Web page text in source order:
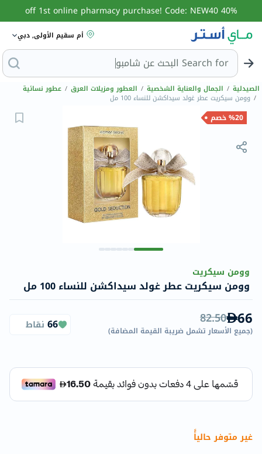
40% off 1st online pharmacy purchase! Code: NEW40
أم سقيم الأولى, دبي
Search for ال
الصيدلية / الجمال والعناية الشخصية / العطور ومزيلات العرق / عطور نسائية
/ وومن سيكريت عطر غولد سيداكشن للنساء 100 مل
%20 خصم
وومن سيكريت
وومن سيكريت عطر غولد سيداكشن للنساء 100 مل
66
82.50
(جميع الأسعار تشمل ضريبة القيمة المضافة)
66 نقاط
غير متوفر حالياًً